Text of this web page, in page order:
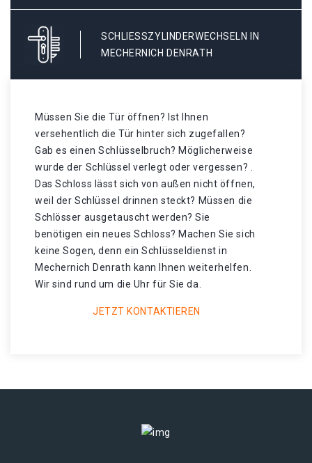
SCHLIESSZYLINDERWECHSELN IN M
ECHERNICH DENRATH
Müssen Sie die Tür öffnen? Ist Ihnen
versehentlich die Tür hinter sich zugefallen?
Gab es einen Schlüsselbruch? Möglicherweise
wurde der Schlüssel verlegt oder vergessen? .
Das Schloss lässt sich von außen nicht öffnen,
weil der Schlüssel drinnen steckt? Müssen die
Schlösser ausgetauscht werden? Sie
benötigen ein neues Schloss? Machen Sie sich
keine Sogen, denn ein Schlüsseldienst in
Mechernich Denrath kann Ihnen weiterhelfen.
Wir sind rund um die Uhr für Sie da.
JETZT KONTAKTIEREN